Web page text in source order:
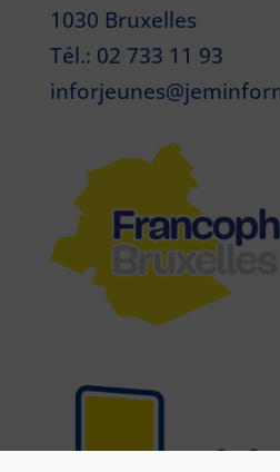
1030 Bruxelles
Tél.: 02 733 11 93